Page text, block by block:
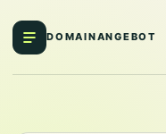
DOMAINANGEBOT